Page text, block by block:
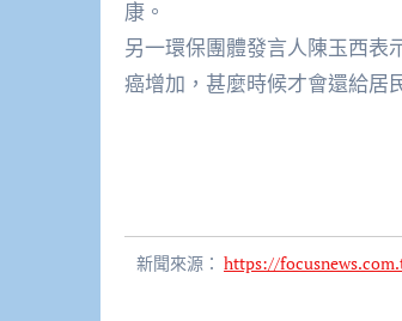
康。
另一環保團體發言人陳玉西表
癌增加，甚麼時候才會還給居
新聞來源： https://